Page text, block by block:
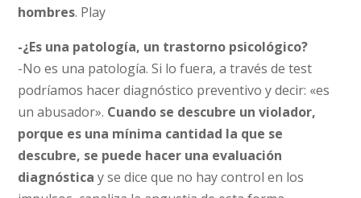
hombres. Play
-¿Es una patología, un trastorno psicológico?
-No es una patología. Si lo fuera, a través de test
podríamos hacer diagnóstico preventivo y decir: «es
un abusador». Cuando se descubre un violador,
porque es una mínima cantidad la que se
descubre, se puede hacer una evaluación
diagnóstica y se dice que no hay control en los